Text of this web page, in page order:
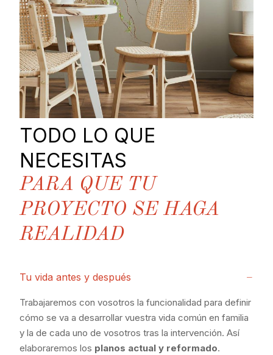
TODO LO QUE
NECESITAS
PARA QUE TU
PROYECTO SE HAGA
REALIDAD
Tu vida antes y después
Trabajaremos con vosotros la funcionalidad para definir
cómo se va a desarrollar vuestra vida común en familia
y la de cada uno de vosotros tras la intervención. Así
elaboraremos los planos actual y reformado.